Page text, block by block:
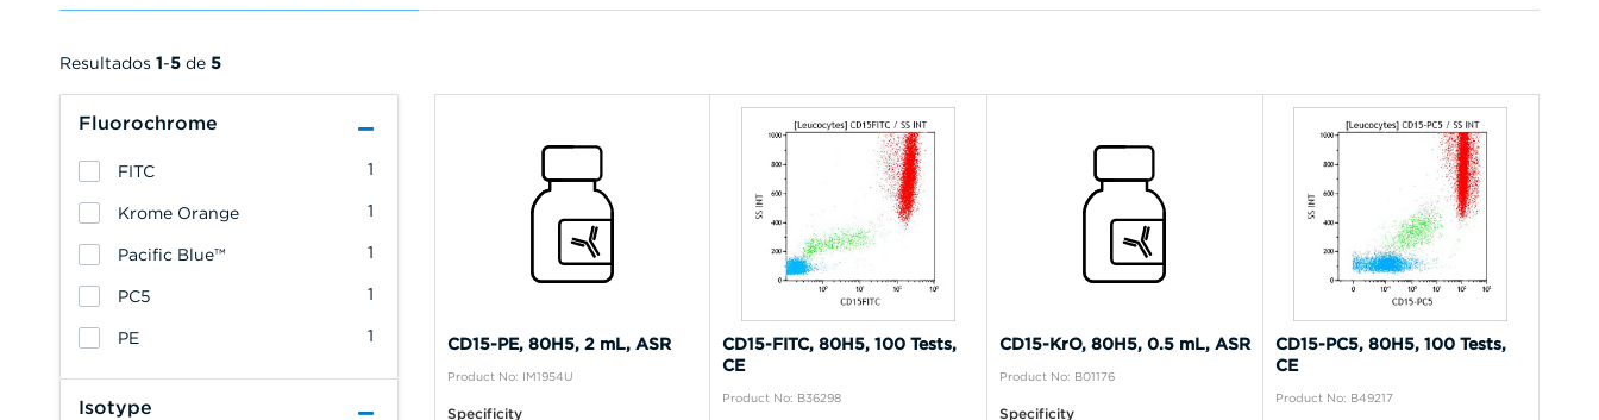
Fluorochrome
1
FITC
1
Krome Orange
1
Pacific Blue™
1
PC5
1
PE
Isotype
Resultados 1-5 de 5
CD15-PE, 80H5, 2 mL, ASR
Product No: IM1954U
Specificity
CD15-FITC, 80H5, 100 Tests,
CE
Product No: B36298
CD15-KrO, 80H5, 0.5 mL, ASR
Product No: B01176
Specificity
CD15-PC5, 80H5, 100 Tests,
CE
Product No: B49217